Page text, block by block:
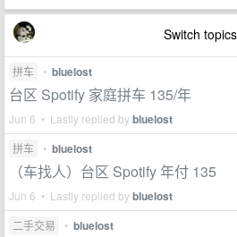
Switch
拼车 • bluelost
台区 Spotify 家庭拼车 135/年
Jun 6 • Lastly replied bybluelost
拼车 • bluelost
（车找人）台区 Spotify 年付 135
Jun 6 • Lastly replied bybluelost
二手交易 • bluelost